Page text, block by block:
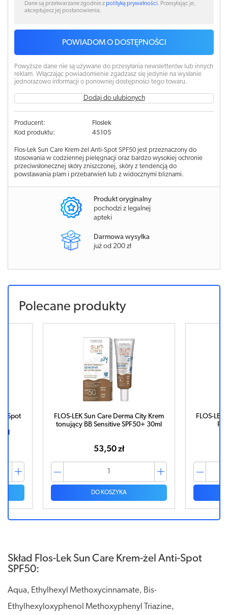
Dane są przetwarzane zgodnie zpolityką prywatności. Przesyłając je,
akceptujesz jej postanowienia.
POWIADOM O DOSTĘPNOŚCI
Powyższe dane nie są używane do przesyłania newsletterów lub innych
reklam. Włączając powiadomienie zgadzasz się jedynie na wysłanie
jednorazowo informacji o ponownej dostępności tego towaru.
Dodaj do ulubionych
Producent:
Floslek
Kod produktu:
45105
Flos-Lek Sun Care Krem-żel Anti-Spot SPF50 jest przeznaczony do
stosowania w codziennej pielęgnacji oraz bardzo wysokiej ochronie
przeciwsłonecznej skóry zniszczonej, skóry z tendencją do
powstawania plam i przebarwień lub z widocznymi bliznami.
Produkt oryginalny
pochodzi z legalnej
apteki
Darmowa wysyłka
już od 200 zł
Polecane produkty
Spot
FLOS-LEK Sun Care Derma City Krem
tonujący BB Sensitive SPF50+ 30ml
53,50 zł
DO KOSZYKA
FLOS-
Skład Flos-Lek Sun Care Krem-żel Anti-Spot
SPF50:
Aqua, Ethylhexyl Methoxycinnamate, Bis-
Ethylhexyloxyphenol Methoxyphenyl Triazine,